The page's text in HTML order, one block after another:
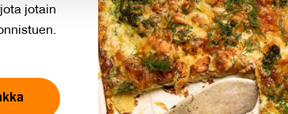
jotain